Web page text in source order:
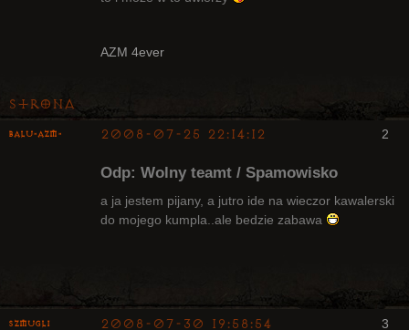
AZM 4ever
Strona
2
Balu-AZM- 2008-07-25 22:14:12
Odp: Wolny teamt / Spamowisko
a ja jestem pijany, a jutro ide na wieczor kawalerski
do mojego kumpla..ale bedzie zabawa
3
Szmugli 2008-07-30 19:58:54